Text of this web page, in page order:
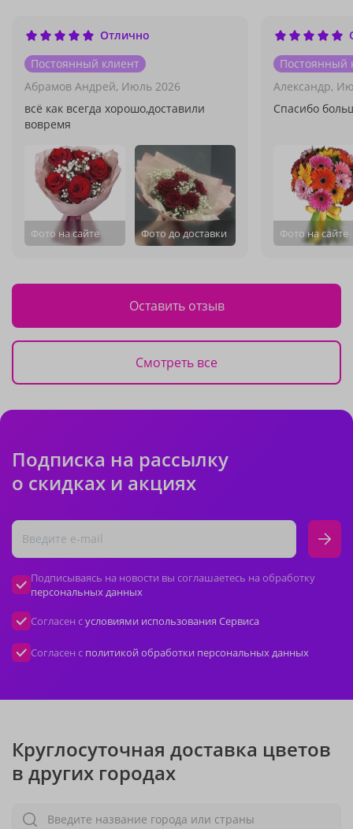
Отлично
Постоянный клиент
Абрамов Андрей, Июль 2026
всё как всегда хорошо,доставили
вовремя
Фото на сайте Фото до доставки
Постоянный
Александр,
Спасибо
Фото на сайте
Оставить отзыв
Смотреть все
Подписка на рассылку
о скидках и акциях
Подписываясь на новости вы соглашаетесь на обработку
персональных данных
Согласен сусловиями использования Сервиса
Согласен с политикой обработки персональных данных
Круглосуточная доставка цветов
в других городах
Введите название города или страны